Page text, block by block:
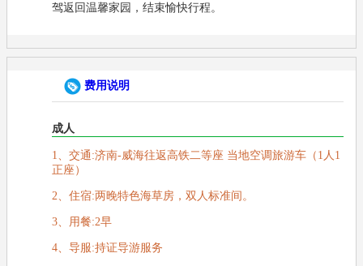
驾返回温馨家园，结束愉快行程。
费用说明
成人
1、交通:济南-威海往返高铁二等座 当地空调旅游车（1人1
正座）
2、住宿:两晚特色海草房，双人标准间。
3、用餐:2早
4、导服:持证导游服务